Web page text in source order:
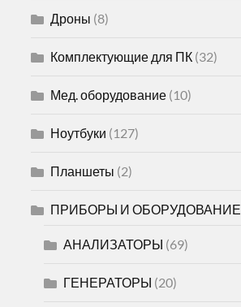
Дроны (8)
Комплектующие для ПК (32)
Мед. оборудование (10)
Ноутбуки (127)
Планшеты (2)
ПРИБОРЫ И ОБОРУДОВАНИЕ
АНАЛИЗАТОРЫ (69)
ГЕНЕРАТОРЫ (20)